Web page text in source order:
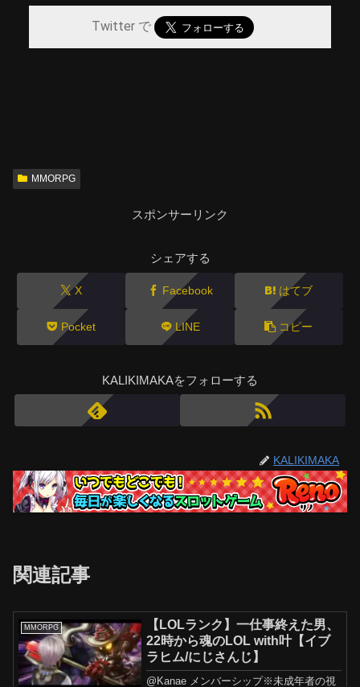
Twitter で
MMORPG
スポンサーリンク
シェアする
X Facebook はてブ
Pocket LINE コピー
KALIKIMAKAをフォローする
KALIKIMAKA
関連記事
MMORPG
【LOLランク】一仕事終えた男、
22時から魂のLOL with叶【イブ
ラヒム/にじさんじ】
@Kanae メンバーシップ※未成年者の視